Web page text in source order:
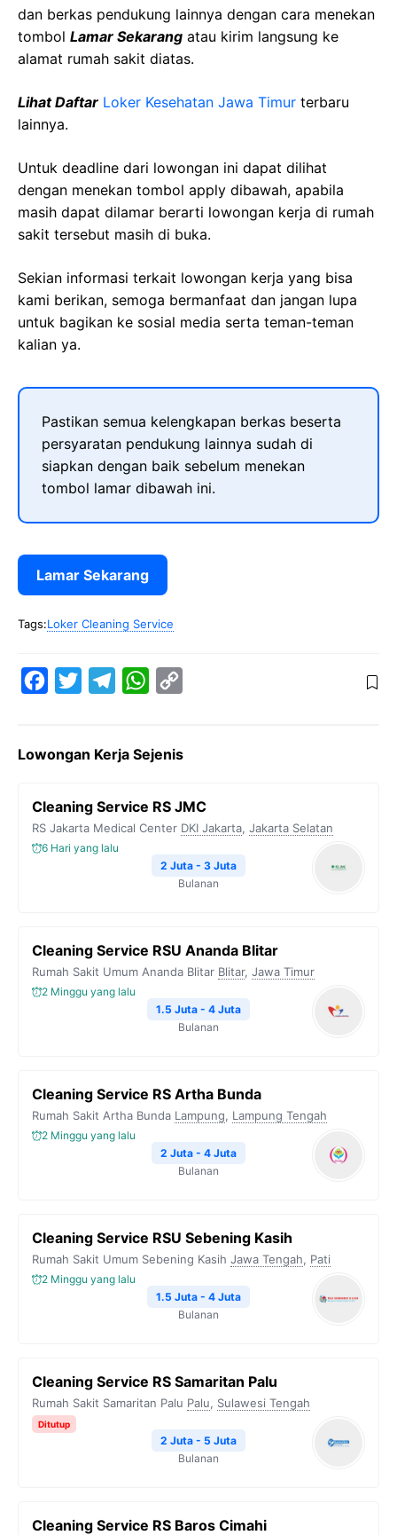
dan berkas pendukung lainnya dengan cara menekan
tombol Lamar Sekarang atau kirim langsung ke
alamat rumah sakit diatas.
Lihat Daftar Loker Kesehatan Jawa Timur terbaru
lainnya.
Untuk deadline dari lowongan ini dapat dilihat
dengan menekan tombol apply dibawah, apabila
masih dapat dilamar berarti lowongan kerja di rumah
sakit tersebut masih di buka.
Sekian informasi terkait lowongan kerja yang bisa
kami berikan, semoga bermanfaat dan jangan lupa
untuk bagikan ke sosial media serta teman-teman
kalian ya.
Pastikan semua kelengkapan berkas beserta
persyaratan pendukung lainnya sudah di
siapkan dengan baik sebelum menekan
tombol lamar dibawah ini.
Lamar Sekarang
Tags:Loker Cleaning Service
e
o
o
t
e
e
r
W
t
A
y
i
n
k
Lowongan Kerja Sejenis
Cleaning Service RS JMC
RS Jakarta Medical Center DKI Jakarta, Jakarta Selatan
6 Hari yang lalu
2 Juta - 3 Juta
Bulanan
Cleaning Service RSU Ananda Blitar
Rumah Sakit Umum Ananda Blitar Blitar, Jawa Timur
2 Minggu yang lalu
1.5 Juta - 4 Juta
Bulanan
Cleaning Service RS Artha Bunda
Rumah Sakit Artha Bunda Lampung, Lampung Tengah
2 Minggu yang lalu
2 Juta - 4 Juta
Bulanan
Cleaning Service RSU Sebening Kasih
Rumah Sakit Umum Sebening Kasih Jawa Tengah, Pati
2 Minggu yang lalu
1.5 Juta - 4 Juta
Bulanan
Cleaning Service RS Samaritan Palu
Rumah Sakit Samaritan Palu Palu, Sulawesi Tengah
Ditutup
2 Juta - 5 Juta
Bulanan
Cleaning Service RS Baros Cimahi